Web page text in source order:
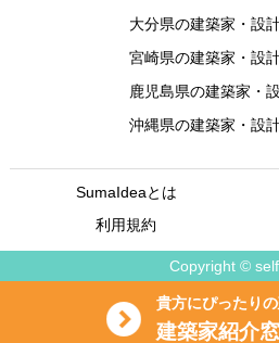
大分県の建築家・設
宮崎県の建築家・設
鹿児島県の建築家・
沖縄県の建築家・設
SumaIdeaとは
利用規約
Copyright ©
貴方にぴったり
建築家紹介